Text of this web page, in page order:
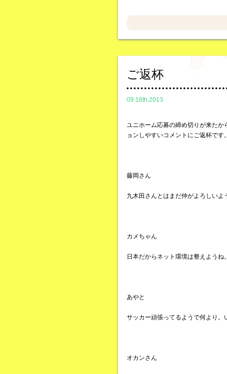
ご返杯
09.16th,2013
ユニホーム応募の締め切りが来た
ョンしやすいコメントにご返杯です
藤岡さん
九木田さんとはまだ仲がよろしいよ
カメちゃん
日本だからネット環境は整えようね
あやと
サッカー頑張ってるようで何より
オカンさん